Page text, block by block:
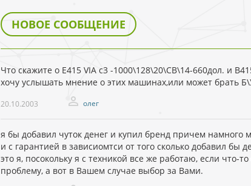
НОВОЕ СООБЩЕНИЕ
Что скажите о Е415 VIA c3 -1000\128\20\СВ\14-660дол. и
хочу услышать мнение о этих машинах,или может брать
20.10.2003 олег
я бы добавил чуток денег и купил бренд причем намного
и с гарантией в зависиомтси от того сколько добавил бы
это я, посокольку я с техникой все же работаю, если что-
проблему, а вот в Вашем случае выбор за Вами.